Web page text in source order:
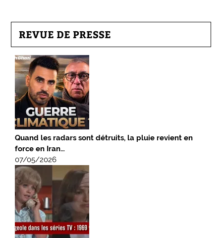
REVUE DE PRESSE
Quand les radars sont détruits, la pluie revient en
force en Iran…
07/05/2026